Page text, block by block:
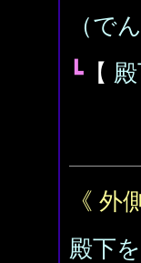
（で
┗ 【
《 外
殿下